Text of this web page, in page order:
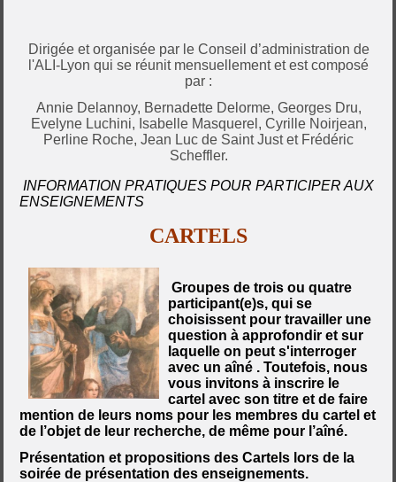
Dirigée et organisée par le Conseil d’administration de
l'ALI-Lyon qui se réunit mensuellement et est composé
par :
Annie Delannoy, Bernadette Delorme, Georges Dru,
Evelyne Luchini, Isabelle Masquerel, Cyrille Noirjean,
Perline Roche, Jean Luc de Saint Just et Frédéric
Scheffler.
INFORMATION PRATIQUES POUR PARTICIPER AUX
ENSEIGNEMENTS
CARTELS
Groupes de trois ou quatre
participant(e)s, qui se
choisissent pour travailler une
question à approfondir et sur
laquelle on peut s'interroger
avec un aîné . Toutefois, nous
vous invitons à inscrire le
cartel avec son titre et de faire
mention de leurs noms pour les membres du cartel et
de l’objet de leur recherche, de même pour l’aîné.
Présentation et propositions des Cartels lors de la
soirée de présentation des enseignements.